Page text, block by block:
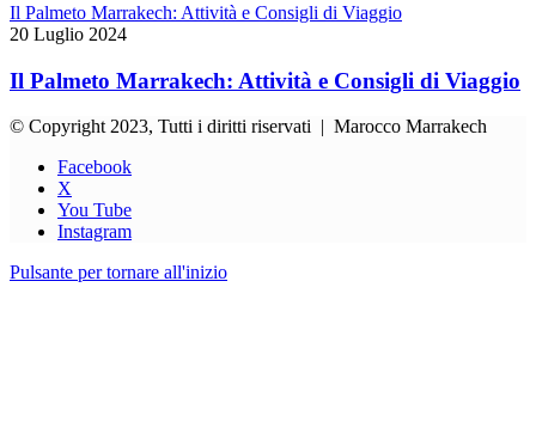
Il Palmeto Marrakech: Attività e Consigli di Viaggio
20 Luglio 2024
Il Palmeto Marrakech: Attività e Consigli di Viaggio
© Copyright 2023, Tutti i diritti riservati | Marocco Marrakech
Facebook
X
You Tube
Instagram
Pulsante per tornare all'inizio